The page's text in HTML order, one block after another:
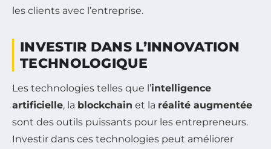
les clients avec l’entreprise.
INVESTIR DANS L’INNOVATION
TECHNOLOGIQUE
Les technologies telles que l’intelligence
artificielle, la blockchain et la réalité augmentée
sont des outils puissants pour les entrepreneurs.
Investir dans ces technologies peut améliorer